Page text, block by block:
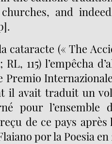
and
cataracte (« The
115) l’empêcha
Premio
il avait traduit un
pour l’ensemble
de ce pays
por la Poesia en